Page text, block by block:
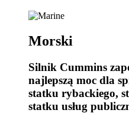
Morski
Silnik Cummins
najlepszą moc dla
statku rybackiego,
statku usług